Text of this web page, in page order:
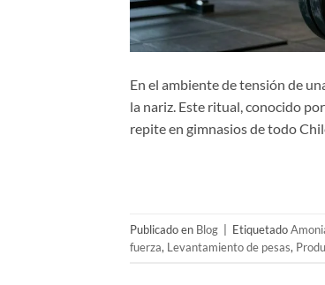
En el ambiente de tensión de
la nariz. Este ritual, conocido
repite en gimnasios de todo
Publicado en Blog Etiquetado
fuerza, Levantamiento de pesas,